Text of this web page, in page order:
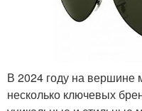
В 2024 году на вершине
несколько ключевых